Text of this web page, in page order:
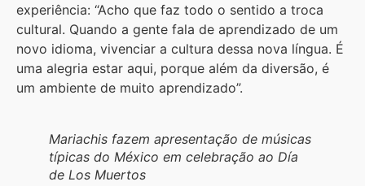
experiência: “Acho que faz todo o sentido a troca
cultural. Quando a gente fala de aprendizado de um
novo idioma, vivenciar a cultura dessa nova língua. É
uma alegria estar aqui, porque além da diversão, é
um ambiente de muito aprendizado”.
Mariachis fazem apresentação de músicas
típicas do México em celebração ao Día
de Los Muertos